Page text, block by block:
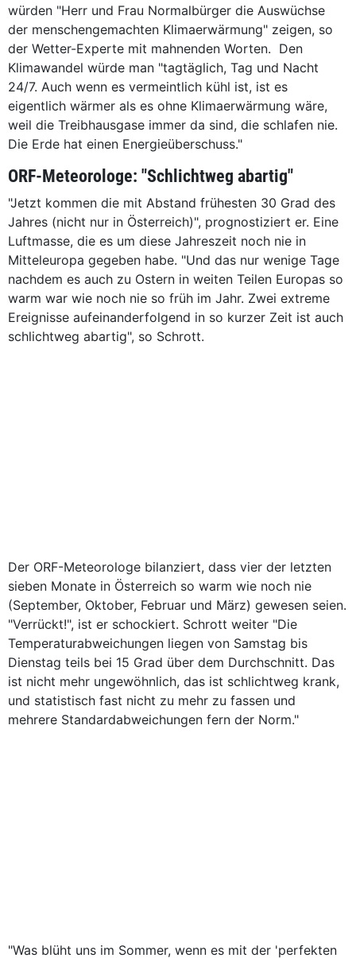
würden "Herr und Frau Normalbürger die Auswüchse
der menschengemachten Klimaerwärmung" zeigen, so
der Wetter-Experte mit mahnenden Worten. Den
Klimawandel würde man "tagtäglich, Tag und Nacht
24/7. Auch wenn es vermeintlich kühl ist, ist es
eigentlich wärmer als es ohne Klimaerwärmung wäre,
weil die Treibhausgase immer da sind, die schlafen nie.
Die Erde hat einen Energieüberschuss."
ORF-Meteorologe: "Schlichtweg abartig"
"Jetzt kommen die mit Abstand frühesten 30 Grad des
Jahres (nicht nur in Österreich)", prognostiziert er. Eine
Luftmasse, die es um diese Jahreszeit noch nie in
Mitteleuropa gegeben habe. "Und das nur wenige Tage
nachdem es auch zu Ostern in weiten Teilen Europas so
warm war wie noch nie so früh im Jahr. Zwei extreme
Ereignisse aufeinanderfolgend in so kurzer Zeit ist auch
schlichtweg abartig", so Schrott.
Der ORF-Meteorologe bilanziert, dass vier der letzten
sieben Monate in Österreich so warm wie noch nie
(September, Oktober, Februar und März) gewesen seien.
"Verrückt!", ist er schockiert. Schrott weiter "Die
Temperaturabweichungen liegen von Samstag bis
Dienstag teils bei 15 Grad über dem Durchschnitt. Das
ist nicht mehr ungewöhnlich, das ist schlichtweg krank,
und statistisch fast nicht zu mehr zu fassen und
mehrere Standardabweichungen fern der Norm."
"Was blüht uns im Sommer, wenn es mit der 'perfekten